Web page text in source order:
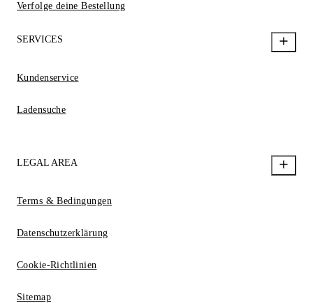
Verfolge deine Bestellung
SERVICES
Kundenservice
Ladensuche
LEGAL AREA
Terms & Bedingungen
Datenschutzerklärung
Cookie-Richtlinien
Sitemap